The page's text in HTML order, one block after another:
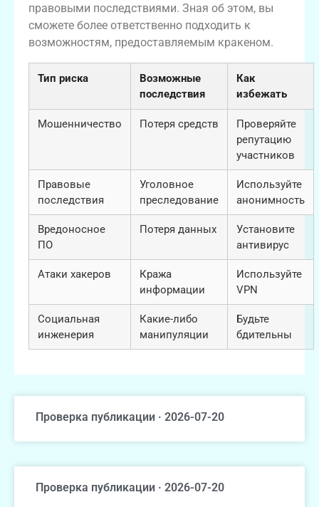
правовыми последствиями. Зная об этом, вы
сможете более ответственно подходить к
возможностям, предоставляемым кракеном.
Тип риска
Возможные
последствия
Как
избежать
Мошенничество Потеря средств
Проверяйте
репутацию
участников
Правовые
последствия
Уголовное
преследование
Используйте
анонимность
Вредоносное
ПО
Потеря данных
Установите
антивирус
Атаки хакеров
Кража
информации
Используйте
VPN
Социальная
инженерия
Какие-либо
манипуляции
Будьте
бдительны
Проверка публикации · 2026-07-20
Проверка публикации · 2026-07-20